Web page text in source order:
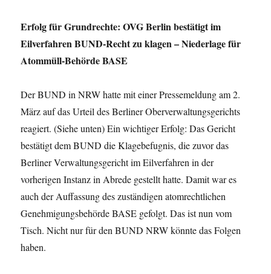
Erfolg für Grundrechte: OVG Berlin bestätigt im
Eilverfahren BUND-Recht zu klagen – Niederlage für
Atommüll-Behörde BASE
Der BUND in NRW hatte mit einer Pressemeldung am 2.
März auf das Urteil des Berliner Oberverwaltungsgerichts
reagiert. (Siehe unten) Ein wichtiger Erfolg: Das Gericht
bestätigt dem BUND die Klagebefugnis, die zuvor das
Berliner Verwaltungsgericht im Eilverfahren in der
vorherigen Instanz in Abrede gestellt hatte. Damit war es
auch der Auffassung des zuständigen atomrechtlichen
Genehmigungsbehörde BASE gefolgt. Das ist nun vom
Tisch. Nicht nur für den BUND NRW könnte das Folgen
haben.